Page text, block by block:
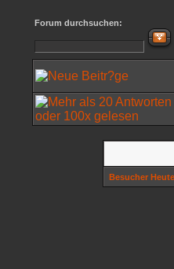
Forum durchsuchen:
Besucher